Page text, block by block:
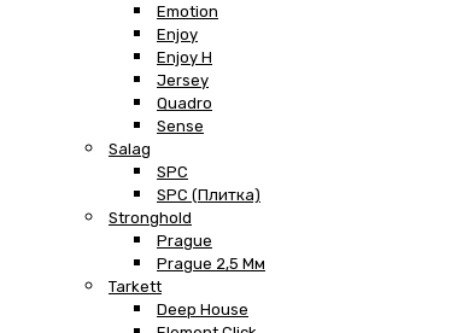
Emotion
Enjoy
Enjoy H
Jersey
Quadro
Sense
Salag
SPC
SPC (плитка)
Stronghold
Prague
Prague 2,5 Мм
Tarkett
Deep House